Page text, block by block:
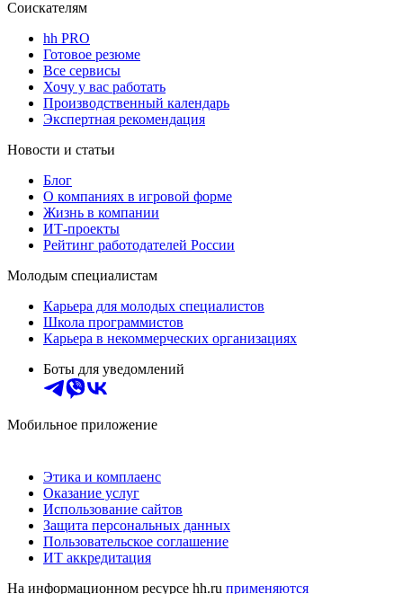
Соискателям
hh PRO
Готовое резюме
Все сервисы
Хочу у вас работать
Производственный календарь
Экспертная рекомендация
Новости и статьи
Блог
О компаниях в игровой форме
Жизнь в компании
ИТ-проекты
Рейтинг работодателей России
Молодым специалистам
Карьера для молодых специалистов
Школа программистов
Карьера в некоммерческих организациях
Боты для уведомлений
Мобильное приложение
Этика и комплаенс
Оказание услуг
Использование сайтов
Защита персональных данных
Пользовательское соглашение
ИТ аккредитация
На информационном ресурсе hh.ru применяются